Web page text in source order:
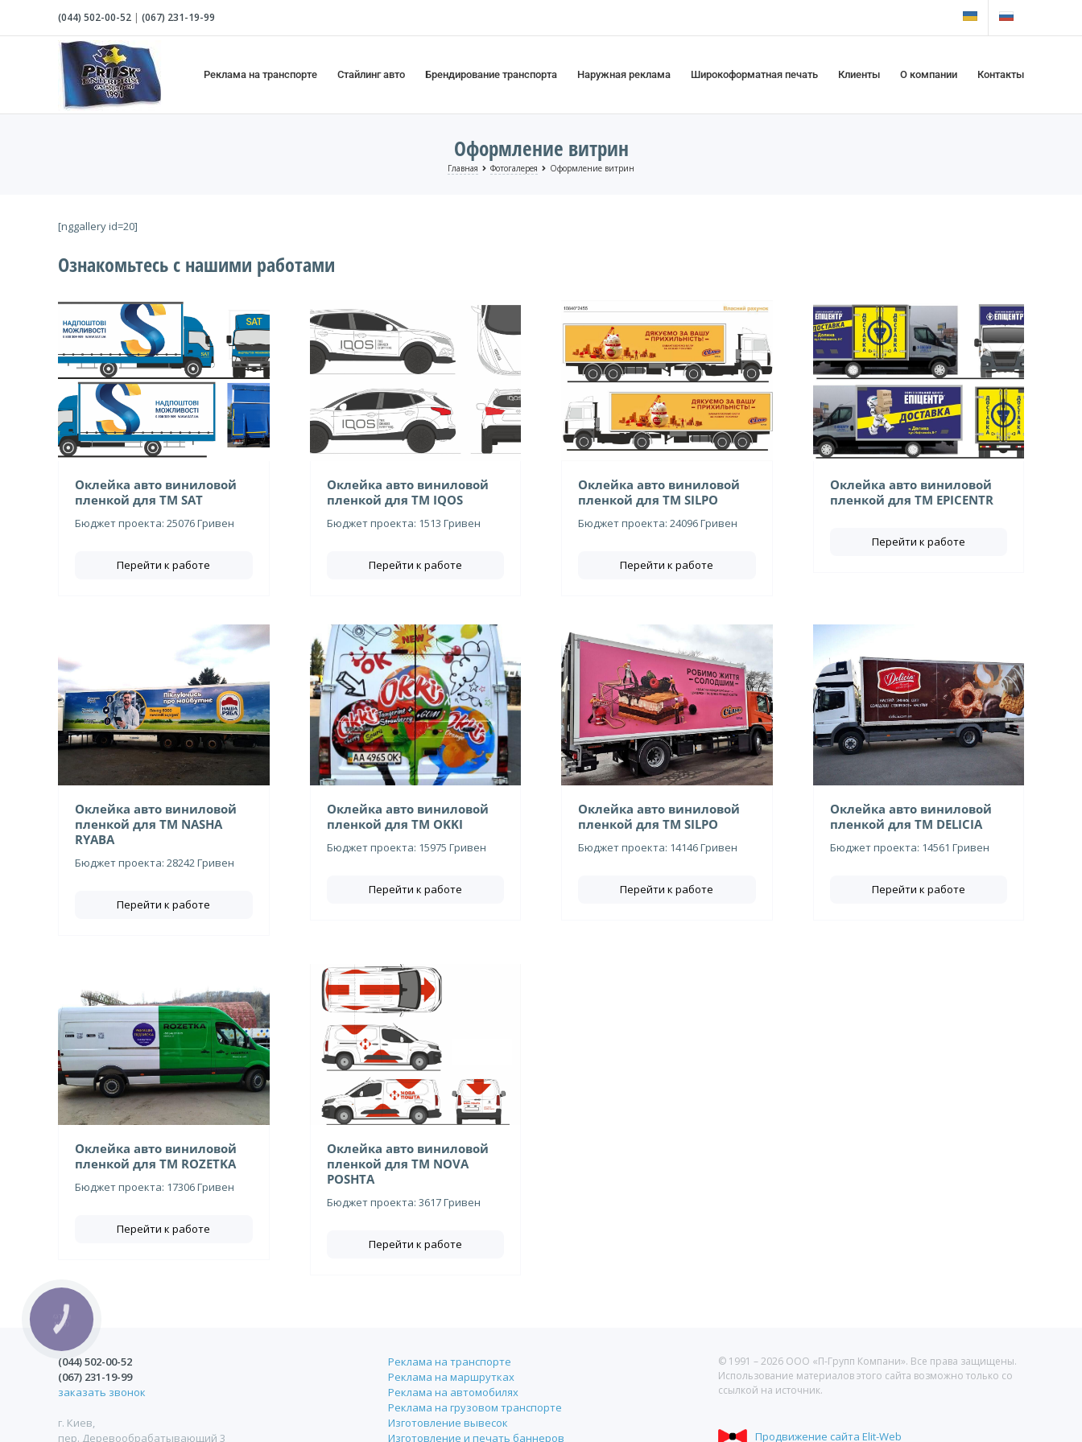
content
(044) 502-00-52 | (067) 231-19-99
Реклама на транспорте Стайлинг авто Брендирование транспорта Наружная реклама Широкоформатная печать Клиенты О компании Контакты
Оформление витрин
Главная Фотогалерея Оформление витрин
[nggallery id=20]
Ознакомьтесь с нашими работами
Оклейка авто виниловой
пленкой для ТМ SAT
Бюджет проекта: 25076 Гривен
Перейти к работе
Оклейка авто виниловой
пленкой для ТМ IQOS
Бюджет проекта: 1513 Гривен
Перейти к работе
Оклейка авто виниловой
пленкой для ТМ SILPO
Бюджет проекта: 24096 Гривен
Перейти к работе
Оклейка авто виниловой
пленкой для ТМ EPICENTR
Перейти к работе
Оклейка авто виниловой
пленкой для ТМ NASHA
RYABA
Бюджет проекта: 28242 Гривен
Перейти к работе
Оклейка авто виниловой
пленкой для ТМ OKKI
Бюджет проекта: 15975 Гривен
Перейти к работе
Оклейка авто виниловой
пленкой для ТМ SILPO
Бюджет проекта: 14146 Гривен
Перейти к работе
Оклейка авто виниловой
пленкой для ТМ DELICIA
Бюджет проекта: 14561 Гривен
Перейти к работе
Оклейка авто виниловой
пленкой для ТМ ROZETKA
Бюджет проекта: 17306 Гривен
Перейти к работе
Оклейка авто виниловой
пленкой для ТМ NOVA
POSHTA
Бюджет проекта: 3617 Гривен
Перейти к работе
(044)502-00-52
(067) 231-19-99
заказать звонок
г. Киев,
пер. Деревообрабатывающий 3
Реклама на транспорте
Реклама на маршрутках
Реклама на автомобилях
Реклама на грузовом транспорте
Изготовление вывесок
Изготовление и печать баннеров
© 1991 –2026 ООО «П-Групп Компани». Все права защищены.
Использование материалов этого сайта возможно только со
ссылкой на источник.
Продвижение сайта Elit-Web
КНОПКА
СВЯЗИ